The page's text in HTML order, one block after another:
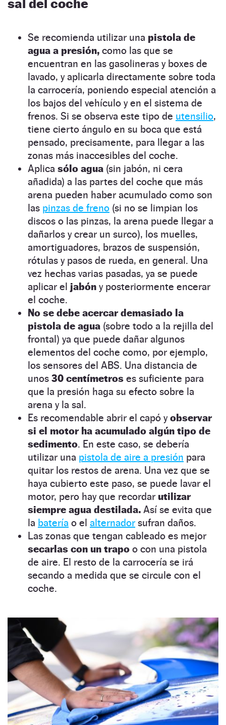
Se recomienda utilizar una pistola de
agua a presión, como las que se
encuentran en las gasolineras y boxes de
lavado, y aplicarla directamente sobre toda
la carrocería, poniendo especial atención a
los bajos del vehículo y en el sistema de
frenos. Si se observa este tipo de utensilio,
tiene cierto ángulo en su boca que está
pensado, precisamente, para llegar a las
zonas más inaccesibles del coche.
Aplica sólo agua (sin jabón, ni cera
añadida) a las partes del coche que más
arena pueden haber acumulado como son
las pinzas de freno (si no se limpian los
discos o las pinzas, la arena puede llegar a
dañarlos y crear un surco), los muelles,
amortiguadores, brazos de suspensión,
rótulas y pasos de rueda, en general. Una
vez hechas varias pasadas, ya se puede
aplicar el jabón y posteriormente encerar
el coche.
No se debe acercar demasiado la
pistola de agua (sobre todo a la rejilla del
frontal) ya que puede dañar algunos
elementos del coche como, por ejemplo,
los sensores del ABS. Una distancia de
unos 30 centímetros es suficiente para
que la presión haga su efecto sobre la
arena y la sal.
Es recomendable abrir el capó yobservar
si el motor ha acumulado algún tipo de
sedimento. En este caso, se debería
utilizar una pistola de aire a presión para
quitar los restos de arena. Una vez que se
haya cubierto este paso, se puede lavar el
motor, pero hay que recordar utilizar
siempre agua destilada. Así se evita que
la batería o el alternador sufran daños.
Las zonas que tengan cableado es mejor
secarlas con un trapo o con una pistola
de aire. El resto de la carrocería se irá
secando a medida que se circule con el
coche.